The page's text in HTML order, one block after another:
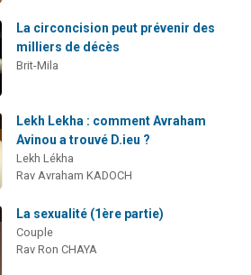
La circoncision peut prévenir des
milliers de décès
Brit-Mila
Lekh Lekha : comment Avraham
Avinou a trouvé D.ieu ?
Lekh Lékha
Rav Avraham KADOCH
La sexualité (1ère partie)
Couple
Rav Ron CHAYA